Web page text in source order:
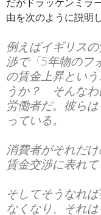
由を次のように説明
例えばイギリス
渉で「5年物のフ
の賃金上昇とい
うか？ そんなわ
労働者だ。彼ら
っている。
消費者がそれだ
賃金交渉に表れて
そしてそうなれ
なくなり、それ